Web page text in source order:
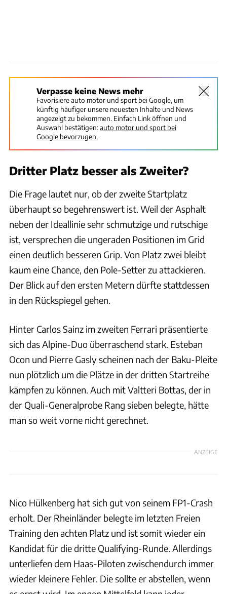
Verpasse keine News mehr
Favorisiere auto motor und sport bei Google, um
künftig häufiger unsere neuesten Inhalte und News
angezeigt zu bekommen. Einfach Link öffnen und
Auswahl bestätigen:auto motor und sport bei
Google bevorzugen.
Dritter Platz besser als Zweiter?
Die Frage lautet nur, ob der zweite Startplatz
überhaupt so begehrenswert ist. Weil der Asphalt
neben der Ideallinie sehr schmutzige und rutschige
ist, versprechen die ungeraden Positionen im Grid
einen deutlich besseren Grip. Von Platz zwei bleibt
kaum eine Chance, den Pole-Setter zu attackieren.
Der Blick auf den ersten Metern dürfte stattdessen
in den Rückspiegel gehen.
Hinter Carlos Sainz im zweiten Ferrari präsentierte
sich das Alpine-Duo überraschend stark. Esteban
Ocon und Pierre Gasly scheinen nach der Baku-Pleite
nun plötzlich um die Plätze in der dritten Startreihe
kämpfen zu können. Auch mit Valtteri Bottas, der in
der Quali-Generalprobe Rang sieben belegte, hätte
man so weit vorne nicht gerechnet.
ANZEIGE
Nico Hülkenberg hat sich gut von seinem FP1-Crash
erholt. Der Rheinländer belegte im letzten Freien
Training den achten Platz und ist somit wieder ein
Kandidat für die dritte Qualifying-Runde. Allerdings
unterliefen dem Haas-Piloten zwischendurch immer
wieder kleinere Fehler. Die sollte er abstellen, wenn